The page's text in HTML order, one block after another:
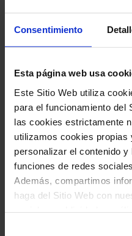
Consentimiento
Esta página web usa
Este Sitio Web utiliza
para el funcionamiento del
las cookies estrictamente
utilizamos cookies propias
personalizar el contenido
funciones de redes
Además, compartimos
haga del Sitio Web con
Como el Palau de la
conjunto es obra de
Concebido como una
formada por
innovadores de
bienestar de los
extraordinaria
Los jardines, la luz